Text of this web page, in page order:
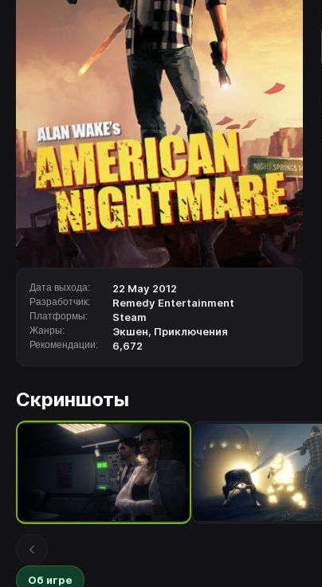
Дата выхода: 22 May 2012
Разработчик: Remedy Entertainment
Платформы: Steam
Жанры: Экшен, Приключения
Рекомендации: 6,672
Скриншоты
Об игре